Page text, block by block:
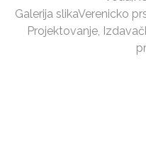
Galerija slikaVerenicko
Projektovanje,